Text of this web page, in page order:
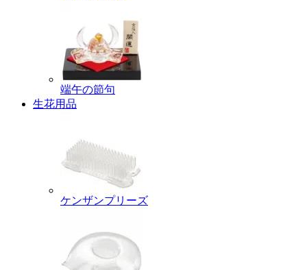
端午の節句
生花用品
ケンザンプリーズ